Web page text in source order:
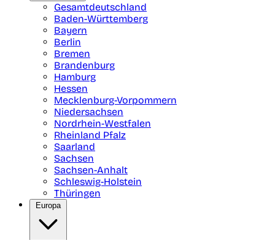
Gesamtdeutschland
Baden-Württemberg
Bayern
Berlin
Bremen
Brandenburg
Hamburg
Hessen
Mecklenburg-Vorpommern
Niedersachsen
Nordrhein-Westfalen
Rheinland Pfalz
Saarland
Sachsen
Sachsen-Anhalt
Schleswig-Holstein
Thüringen
Europa